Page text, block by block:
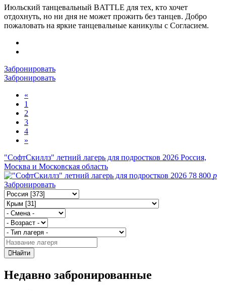
Июльский танцевальный BATTLE для тех, кто хочет
отдохнуть, но ни дня не может прожить без танцев. Добро
пожаловать на яркие танцевальные каникулы с Согласием.
Забронировать
Забронировать
«
1
2
3
4
»
"СофтСкиллз" летний лагерь для подростков 2026 Россия,
Москва и Московская область
78 800 p
Забронировать
Найти
Недавно забронированные